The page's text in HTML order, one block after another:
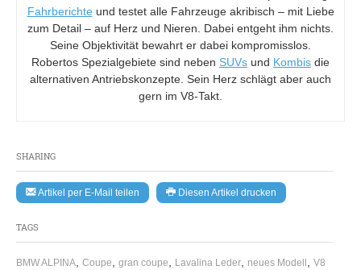
SHARING
Artikel per E-Mail teilen Diesen Artikel drucken
TAGS
BMW ALPINA, Coupe, gran coupe, Lavalina Leder, neues Modell , V8
Fahrberichte und testet alle Fahrzeuge akribisch – mit Liebe
zum Detail – auf Herz und Nieren. Dabei entgeht ihm nichts.
Seine Objektivität bewahrt er dabei kompromisslos.
Robertos Spezialgebiete sind neben SUVs und Kombis die
alternativen Antriebskonzepte. Sein Herz schlägt aber auch
gern im V8-Takt.